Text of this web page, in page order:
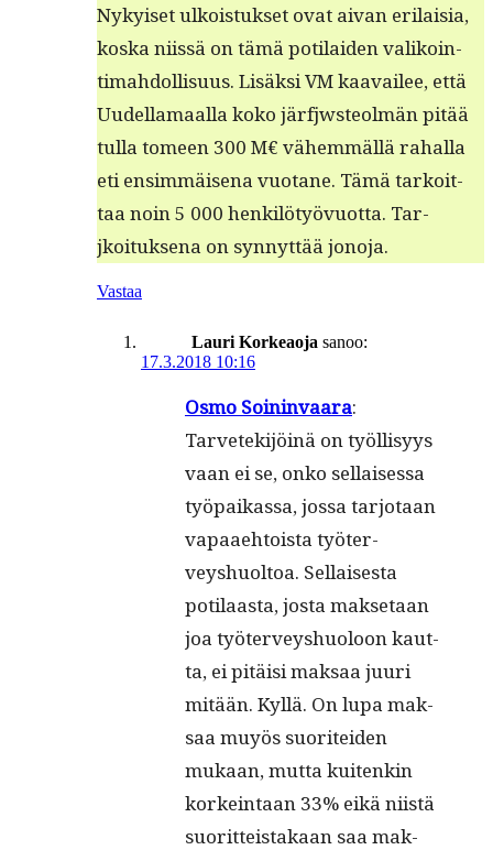
Nykyiset ulkois­tuk­set ovat aivan eri­laisia,
kos­ka niis­sä on tämä poti­laiden valikoin­
timah­dol­lisu­us. Lisäk­si VM kaavailee, että
Uudel­la­maal­la koko jär­fjw­ste­olmän pitää
tul­la tomeen 300 M€ vähem­mäl­lä rahal­la
eti ensim­mäise­na vuotane. Tämä tarkoit­
taa noin 5 000 henkilö­työvuot­ta. Tar­
jkoituk­se­na on syn­nyt­tää jonoja.
Vastaa
Lauri Korkeaoja sanoo:
17.3.2018 10:16
Osmo Soin­in­vaara:
Tarvetek­i­jöinä on työl­lisyys
vaan ei se, onko sel­l­aises­sa
työ­paikas­sa, jos­sa tar­jo­taan
vapaae­htoista työter­
veyshuoltoa. Sel­l­ais­es­ta
poti­laas­ta, jos­ta mak­se­taan
joa työter­veyshuoloon kaut­
ta, ei pitäisi mak­saa juuri
mitään. Kyl­lä. On lupa mak­
saa muyös suoritei­den
mukaan, mut­ta kuitenkin
korkein­taan 33% eikä niistä
suorit­teis­takaan saa mak­